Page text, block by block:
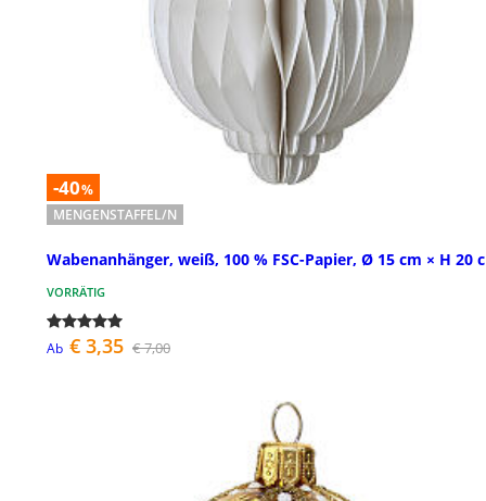
-40%
MENGENSTAFFEL/N
Wabenanhänger, weiß, 100 % FSC-Papier, Ø 15 cm × H 20
VORRÄTIG
Ab € 3,35 € 7,00